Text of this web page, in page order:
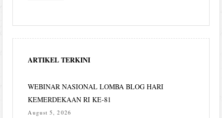
ARTIKEL TERKINI
WEBINAR NASIONAL LOMBA BLOG HARI
KEMERDEKAAN RI KE-81
August 5, 2026